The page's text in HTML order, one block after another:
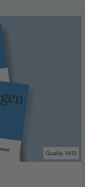
Quelle: WSI